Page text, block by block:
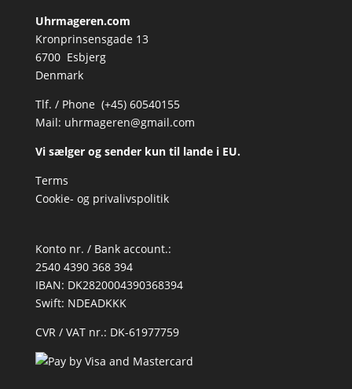
Uhrmageren.com
Kronprinsensgade 13
6700 Esbjerg
Denmark
Tlf. / Phone (+45) 60540155
Mail: uhrmageren@gmail.com
Vi sælger og sender kun til lande i EU.
Terms
Cookie- og privalivspolitik
Konto nr. / Bank account.:
2540 4390 368 394
IBAN: DK2820004390368394
Swift: NDEADKKK
CVR / VAT nr.: DK-61977759